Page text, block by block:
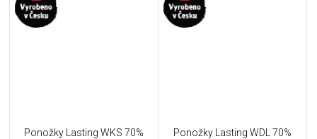
Ponožky Lasting WKS 70%
Ponožky Lasting WDL 70%